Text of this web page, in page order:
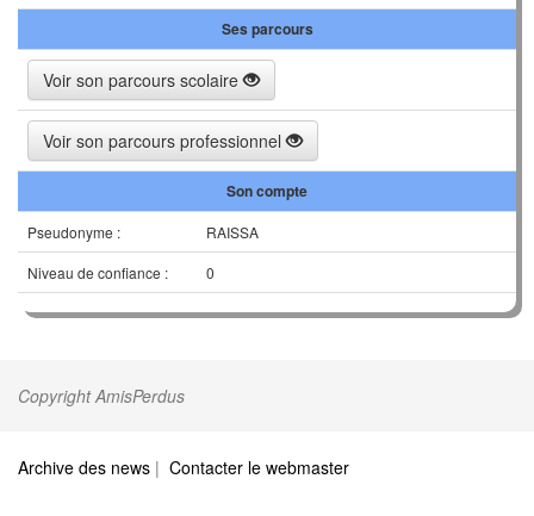
Ses parcours
Voir son parcours scolaire
Voir son parcours professionnel
Son compte
Pseudonyme :
RAISSA
Niveau de confiance :
0
Copyright AmisPerdus
Archive des news | Contacter le webmaster